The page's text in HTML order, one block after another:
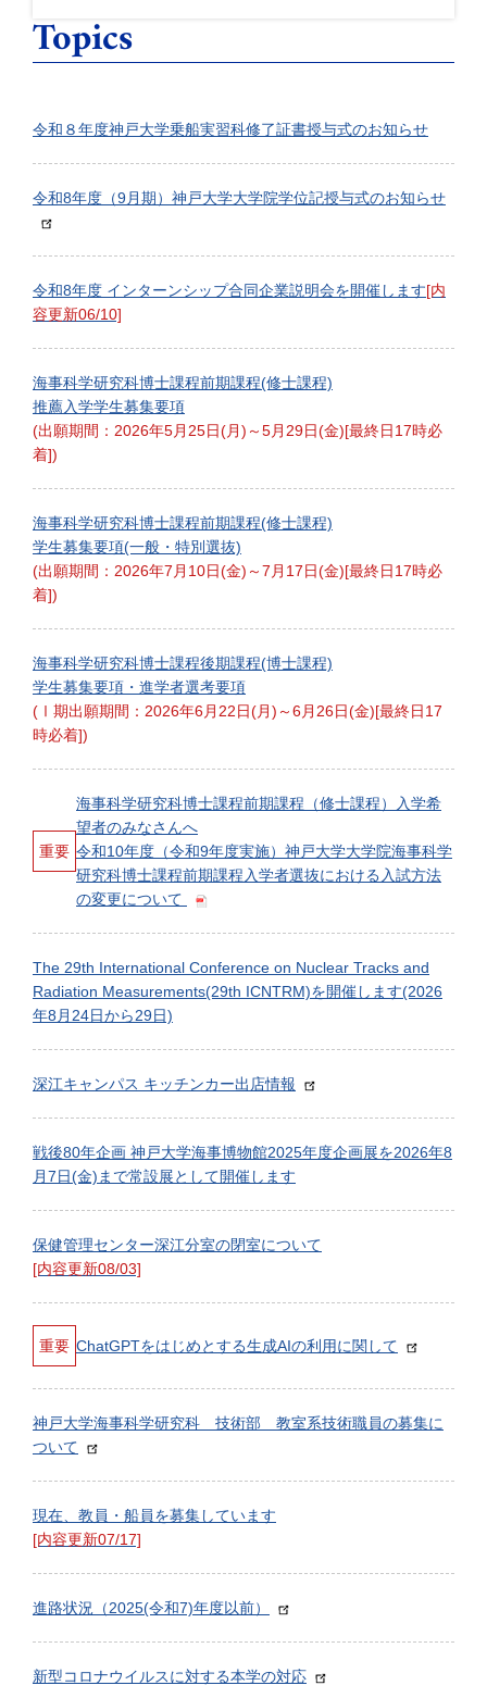
Topics
令和８年度神戸大学乗船実習科修了証書授与式のお知らせ
令和8年度（9月期）神戸大学大学院学位記授与式のお知らせ
令和8年度 インターンシップ合同企業説明会を開催します[内
容更新06/10]
海事科学研究科博士課程前期課程(修士課程)
推薦入学学生募集要項
(出願期間：2026年5月25日(月)～5月29日(金)[最終日17時必
着])
海事科学研究科博士課程前期課程(修士課程)
学生募集要項(一般・特別選抜)
(出願期間：2026年7月10日(金)～7月17日(金)[最終日17時必
着])
海事科学研究科博士課程後期課程(博士課程)
学生募集要項・進学者選考要項
(Ⅰ期出願期間：2026年6月22日(月)～6月26日(金)[最終日17
時必着])
重要
海事科学研究科博士課程前期課程（修士課程）入学希
望者のみなさんへ
令和10年度（令和9年度実施）神戸大学大学院海事科学
研究科博士課程前期課程入学者選抜における入試方法
の変更について
The 29th International Conference on Nuclear Tracks and
Radiation Measurements(29th ICNTRM)を開催します(2026
年8月24日から29日)
深江キャンパス キッチンカー出店情報
戦後80年企画 神戸大学海事博物館2025年度企画展を2026年8
月7日(金)まで常設展として開催します
保健管理センター深江分室の閉室について
[内容更新08/03]
重要 ChatGPTをはじめとする生成AIの利用に関して
神戸大学海事科学研究科 技術部 教室系技術職員の募集に
ついて
現在、教員・船員を募集しています
[内容更新07/17]
進路状況（2025(令和7)年度以前）
新型コロナウイルスに対する本学の対応